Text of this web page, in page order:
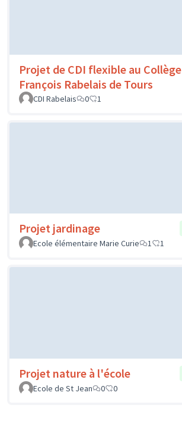
Projet de CDI flexible au Collège
François Rabelais de Tours
CDI Rabelais
0 1
Projet jardinage
Ecole élémentaire Marie Curie
1 1
Projet nature à l'école
Ecole de St Jean
0 0